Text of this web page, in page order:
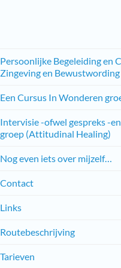
Persoonlijke Begeleiding en
Zingeving en Bewustwording
Een Cursus In Wonderen
Intervisie -ofwel gespreks -
groep (Attitudinal Healing)
Nog even iets over mijzelf…
Contact
Links
Routebeschrijving
Tarieven